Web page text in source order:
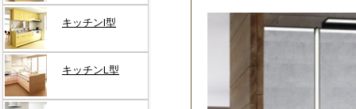
キッチンI型
キッチンL型